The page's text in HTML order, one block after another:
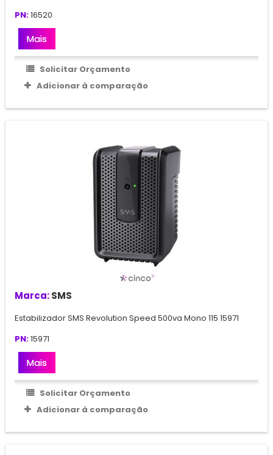
PN:16520
Mais
Solicitar Orçamento
Adicionar à comparação
Marca:SMS
Estabilizador SMS Revolution Speed 500va Mono 115 15971
PN:15971
Mais
Solicitar Orçamento
Adicionar à comparação